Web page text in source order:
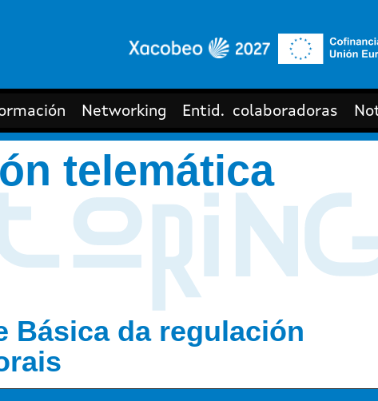
Networking Entid. colaboradoras
telemática
Básica da regulación